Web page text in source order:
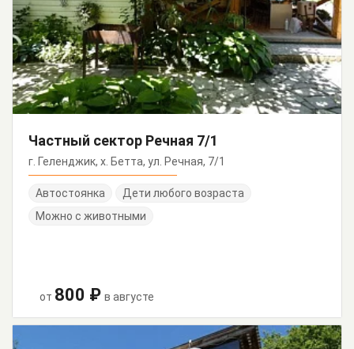
Частный сектор Речная 7/1
г. Геленджик, х. Бетта, ул. Речная, 7/1
Автостоянка
Дети любого возраста
Можно с животными
от 800 ₽ в августе